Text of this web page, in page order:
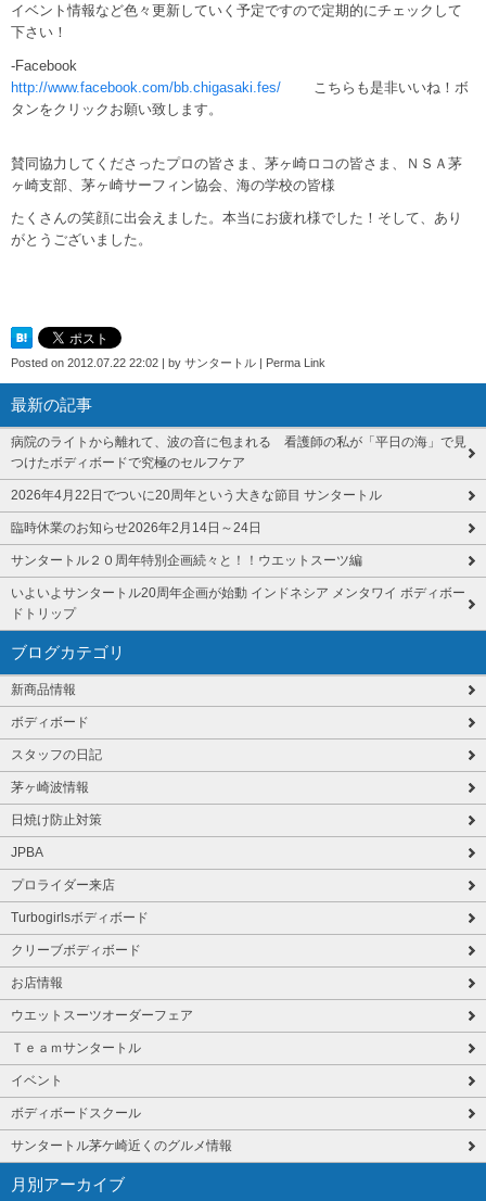
イベント情報など色々更新していく予定ですので定期的にチェックして
下さい！
-Facebook
http://www.facebook.com/bb.chigasaki.fes/ こちらも是非いいね！ボ
タンをクリックお願い致します。
賛同協力してくださったプロの皆さま、茅ヶ崎ロコの皆さま、ＮＳＡ茅
ヶ崎支部、茅ヶ崎サーフィン協会、海の学校の皆様
たくさんの笑顔に出会えました。本当にお疲れ様でした！そして、あり
がとうございました。
Posted on 2012.07.22 22:02 by サンタートル Perma Link
最新の記事
病院のライトから離れて、波の音に包まれる 看護師の私が「平日の海」で見
つけたボディボードで究極のセルフケア
2026年4月22日でついに20周年という大きな節目 サンタートル
臨時休業のお知らせ2026年2月14日～24日
サンタートル２０周年特別企画続々と！！ウエットスーツ編
いよいよサンタートル20周年企画が始動 インドネシア メンタワイ ボディボー
ドトリップ
ブログカテゴリ
新商品情報
ボディボード
スタッフの日記
茅ヶ崎波情報
日焼け防止対策
JPBA
プロライダー来店
Turbogirlsボディボード
クリーブボディボード
お店情報
ウエットスーツオーダーフェア
Ｔｅａｍサンタートル
イベント
ボディボードスクール
サンタートル茅ケ崎近くのグルメ情報
月別アーカイブ